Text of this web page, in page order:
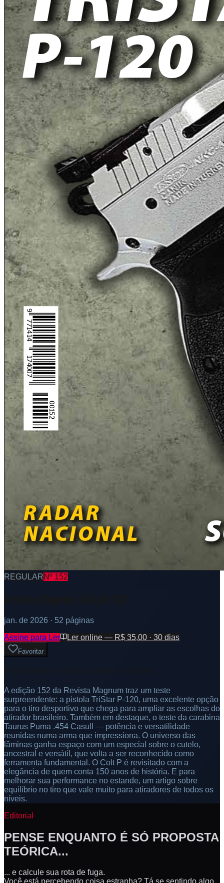
REGULARNº 152
jan. de 2026 · 52 páginas
Assine para Ler
Ler online — R$ 35,00 · 30 dias
Favoritar
A edição 152 da Revista Magnum traz um teste
surpreendente: a pistola TriStar P-120, uma excelente opção
para o tiro desportivo que chega para ampliar as escolhas do
atirador brasileiro. Também em destaque, o teste da carabina
Taurus Puma .454 Casull — potência e versatilidade
reunidas numa arma que impressiona. O universo das
lâminas ganha espaço com um especial sobre o cutelo,
ancestral e versátil, que volta a ser reconhecido como
ferramenta fundamental. O Colt P é revisitado com a
elegância de quem conta 150 anos de história. E para
melhorar sua performance no estande, um artigo sobre
equilíbrio no tiro que vale muito para atiradores de todos os
níveis.
Editorial
PENSE ENQUANTO É SÓ PROPOSTA
TEÓRICA...
... e calcule sua rota de fuga.